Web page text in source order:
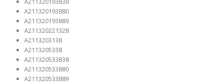
A211320193880
A211320193889
A211320221328
A2113203138
A2113205338
A211320533838
A211320533880
A211320533889